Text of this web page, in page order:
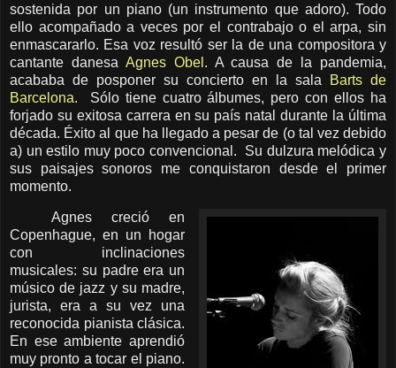
sostenida por un piano (un instrumento que adoro). Todo
ello acompañado a veces por el contrabajo o el arpa, sin
enmascararlo. Esa voz resultó ser la de una compositora y
cantante danesa Agnes Obel . A causa de la pandemia,
acababa de posponer su concierto en la sala
Barts de
Barcelona. Sólo tiene cuatro álbumes, pero con ellos ha
forjado su exitosa carrera en su país natal durante la última
década. Éxito al que ha llegado a pesar de (o tal vez debido
a) un estilo muy poco convencional. Su dulzura melódica y
sus paisajes sonoros me conquistaron desde el primer
momento.
Agnes creció en
Copenhague, en un hogar
con inclinaciones
musicales: su padre era un
músico de jazz y su madre,
jurista, era a su vez una
reconocida pianista clásica.
En ese ambiente aprendió
muy pronto a tocar el piano.